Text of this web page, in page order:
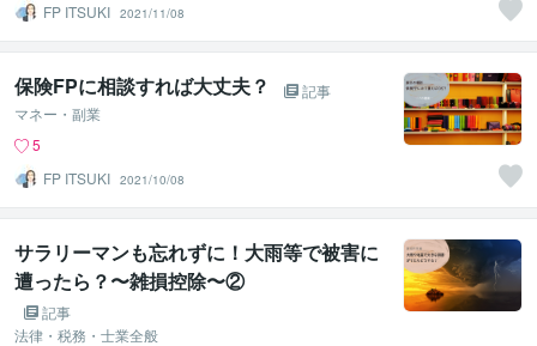
FP ITSUKI 2021/11/08
保険FPに相談すれば大丈夫？
記事
マネー・副業
5
FP ITSUKI 2021/10/08
サラリーマンも忘れずに！大雨等で被害に
遭ったら？〜雑損控除〜②
記事
法律・税務・士業全般